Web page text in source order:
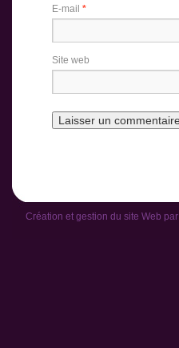
E-mail *
Site web
Création et gestion du site Web par